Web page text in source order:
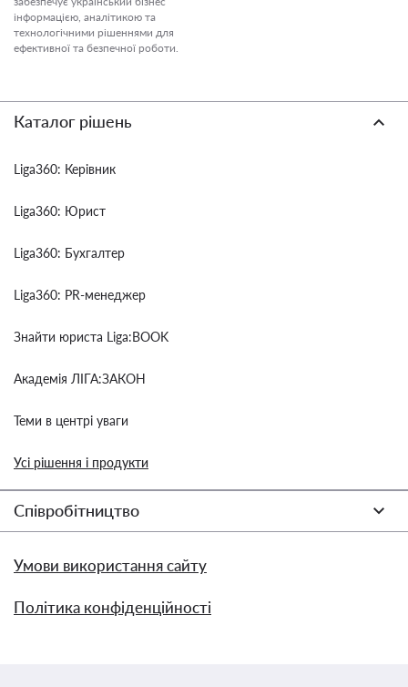
інформацією, аналітикою та
технологічними рішеннями для
ефективної та безпечної роботи.
Каталог рішень
Liga360: Керівник
Liga360: Юрист
Liga360: Бухгалтер
Liga360: PR-менеджер
Знайти юриста Liga:BOOK
Академія ЛІГА:ЗАКОН
Теми в центрі уваги
Усі рішення і продукти
Співробітництво
Умови використання сайту
Політика конфіденційності